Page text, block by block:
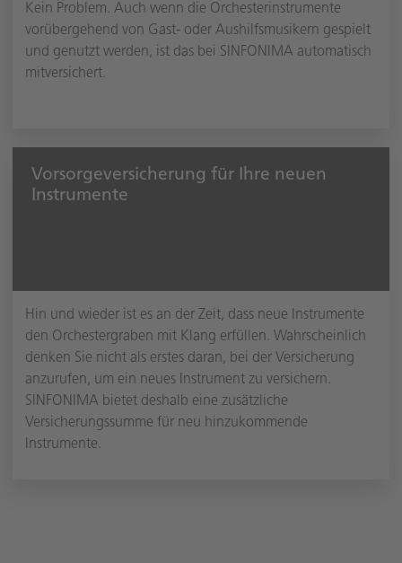
Kein Problem. Auch wenn die Orchesterinstrumente
vorübergehend von Gast- oder Aushilfsmusikern gespielt
und genutzt werden, ist das bei SINFONIMA automatisch
mitversichert.
Vorsorgeversicherung für Ihre neuen
Instrumente
Hin und wieder ist es an der Zeit, dass neue Instrumente
den Orchestergraben mit Klang erfüllen. Wahrscheinlich
denken Sie nicht als erstes daran, bei der Versicherung
anzurufen, um ein neues Instrument zu versichern.
SINFONIMA bietet deshalb eine zusätzliche
Versicherungssumme für neu hinzukommende
Instrumente.